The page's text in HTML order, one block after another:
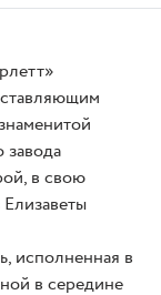
в свою
исполненная в
в середине